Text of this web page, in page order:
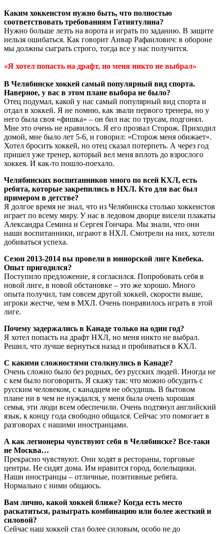
Каким хоккеистом нужно быть, что полностью
соответствовать требованиям Гатиятулина?
Нужно больше лезть на ворота и играть по заданию. В защите
нельзя ошибаться. Как говорит Анвар Рафаилович: в обороне
мы должны сыграть строго, тогда все у нас получится.
«Я хотел попасть на драфт, но меня никто не выбрал»
В Челябинске хоккей самый популярный вид спорта.
Наверное, у вас в этом плане выбора не было?
Отец подумал, какой у нас самый популярный вид спорта и
отдал в хоккей. Я не помню, как звали первого тренера, но у
него была своя «фишка» – он бил нас по трусам, подгонял.
Мне это очень не нравилось. Я его прозвал Сторож. Приходил
домой, мне было лет 5-6, и говорил: «Сторож меня обижает».
Хотел бросить хоккей, но отец сказал потерпеть. А через год
пришел уже тренер, который вел меня вплоть до взрослого
хоккея. И как-то пошло-поехало.
Челябинских воспитанников много по всей КХЛ, есть
ребята, которые закрепились в НХЛ. Кто для вас был
примером в детстве?
Я долгое время не знал, что из Челябинска столько хоккеистов
играет по всему миру. У нас в ледовом дворце висели плакаты
Александра Семина и Сергея Гончара. Мы знали, что они
наши воспитанники, играют в НХЛ. Смотрели на них, хотели
добиваться успеха.
Сезон 2013-2014 вы провели в юниорской лиге Квебека.
Опыт пригодился?
Поступило предложение, я согласился. Попробовать себя в
новой лиге, в новой обстановке – это же хорошо. Много
опыта получил, там совсем другой хоккей, скорости выше,
игроки жестче, чем в МХЛ. Очень понравилось играть в этой
лиге.
Почему задержались в Канаде только на один год?
Я хотел попасть на драфт НХЛ, но меня никто не выбрал.
Решил, что лучше вернуться назад и пробиваться в КХЛ.
С какими сложностями столкнулись в Канаде?
Очень сложно было без родных, без русских людей. Иногда не
с кем было поговорить. Я скажу так: что можно обсудить с
русским человеком, с канадцем не обсудишь. В бытовом
плане ни в чем не нуждался, у меня была очень хорошая
семья, эти люди всем обеспечили. Очень подтянул английский
язык, к концу года свободно общался. Сейчас это помогает в
разговорах с нашими иностранцами.
А как легионеры чувствуют себя в Челябинске? Все-таки
не Москва…
Прекрасно чувствуют. Они ходят в рестораны, торговые
центры. Не сидят дома. Им нравится город, болельщики.
Наши иностранцы – отличные, позитивные ребята.
Нормально с ними общаюсь.
Вам лично, какой хоккей ближе? Когда есть место
раскатиться, разыграть комбинацию или более жесткий и
силовой?
Сейчас наш хоккей стал более силовым, особо не до